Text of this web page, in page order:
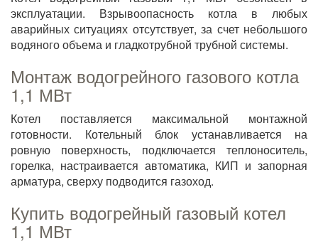
эксплуатации. Взрывоопасность котла в любых
аварийных ситуациях отсутствует, за счет небольшого
водяного объема и гладкотрубной трубной системы.
Монтаж водогрейного газового котла
1,1 МВт
Котел поставляется максимальной монтажной
готовности. Котельный блок устанавливается на
ровную поверхность, подключается теплоноситель,
горелка, настраивается автоматика, КИП и запорная
арматура, сверху подводится газоход.
Купить водогрейный газовый котел
1,1 МВт